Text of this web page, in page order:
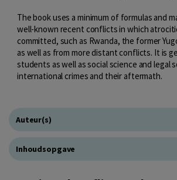
The book uses a minimum of formulas and
well-known recent conflicts in which
committed, such as Rwanda, the former
as well as from more distant conflicts. It is
students as well as social science and legal
international crimes and their aftermath.
Auteur(s)
Inhoudsopgave